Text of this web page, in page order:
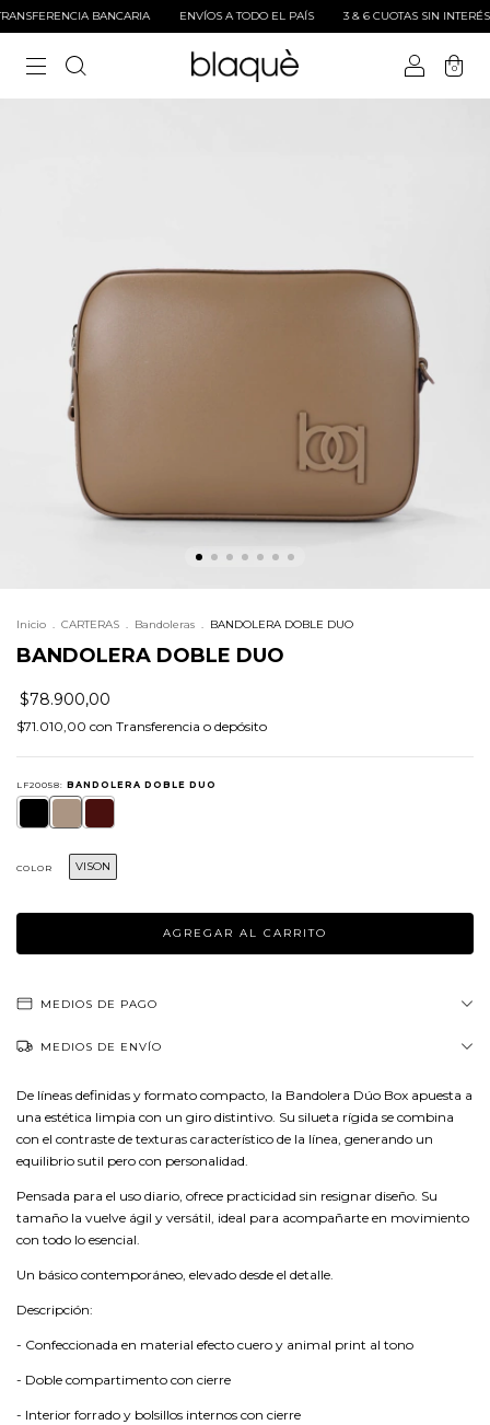
BANCARIA ENVÍOS A TODO EL PAÍS 3 & 6 CUOTAS SIN INTERÉS
0
Inicio . CARTERAS . Bandoleras . BANDOLERA DOBLE DUO
BANDOLERA DOBLE DUO
$78.900,00
$71.010,00 con Transferencia o depósito
LF20058: BANDOLERA DOBLE DUO
COLOR VISON
MEDIOS DE PAGO
MEDIOS DE ENVÍO
De líneas definidas y formato compacto, la Bandolera Dúo Box apuesta a
una estética limpia con un giro distintivo. Su silueta rígida se combina
con el contraste de texturas característico de la línea, generando un
equilibrio sutil pero con personalidad.
Pensada para el uso diario, ofrece practicidad sin resignar diseño. Su
tamaño la vuelve ágil y versátil, ideal para acompañarte en movimiento
con todo lo esencial.
Un básico contemporáneo, elevado desde el detalle.
Descripción:
- Confeccionada en material efecto cuero y animal print al tono
- Doble compartimento con cierre
- Interior forrado y bolsillos internos con cierre